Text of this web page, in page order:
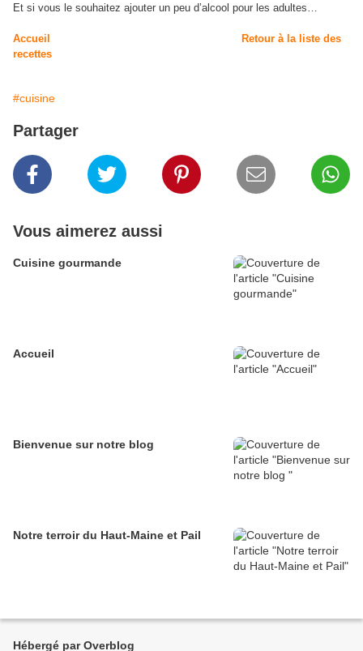
Et si vous le souhaitez ajouter un peu d’alcool pour les adultes…
Accueil
Retour à la liste des
recettes
#cuisine
Partager
Vous aimerez aussi
Cuisine gourmande
Accueil
Bienvenue sur notre blog
Notre terroir du Haut-Maine et Pail
Hébergé par Overblog